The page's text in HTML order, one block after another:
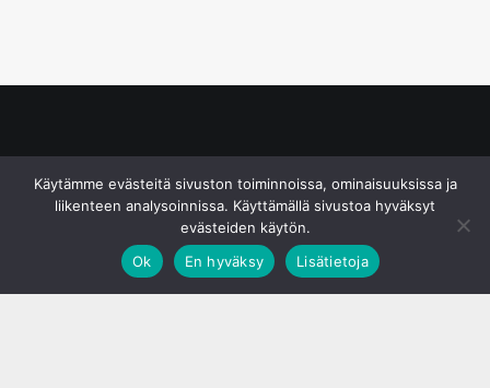
Käytämme evästeitä sivuston toiminnoissa, ominaisuuksissa ja
liikenteen analysoinnissa. Käyttämällä sivustoa hyväksyt
evästeiden käytön.
Ok
En hyväksy Lisätietoja